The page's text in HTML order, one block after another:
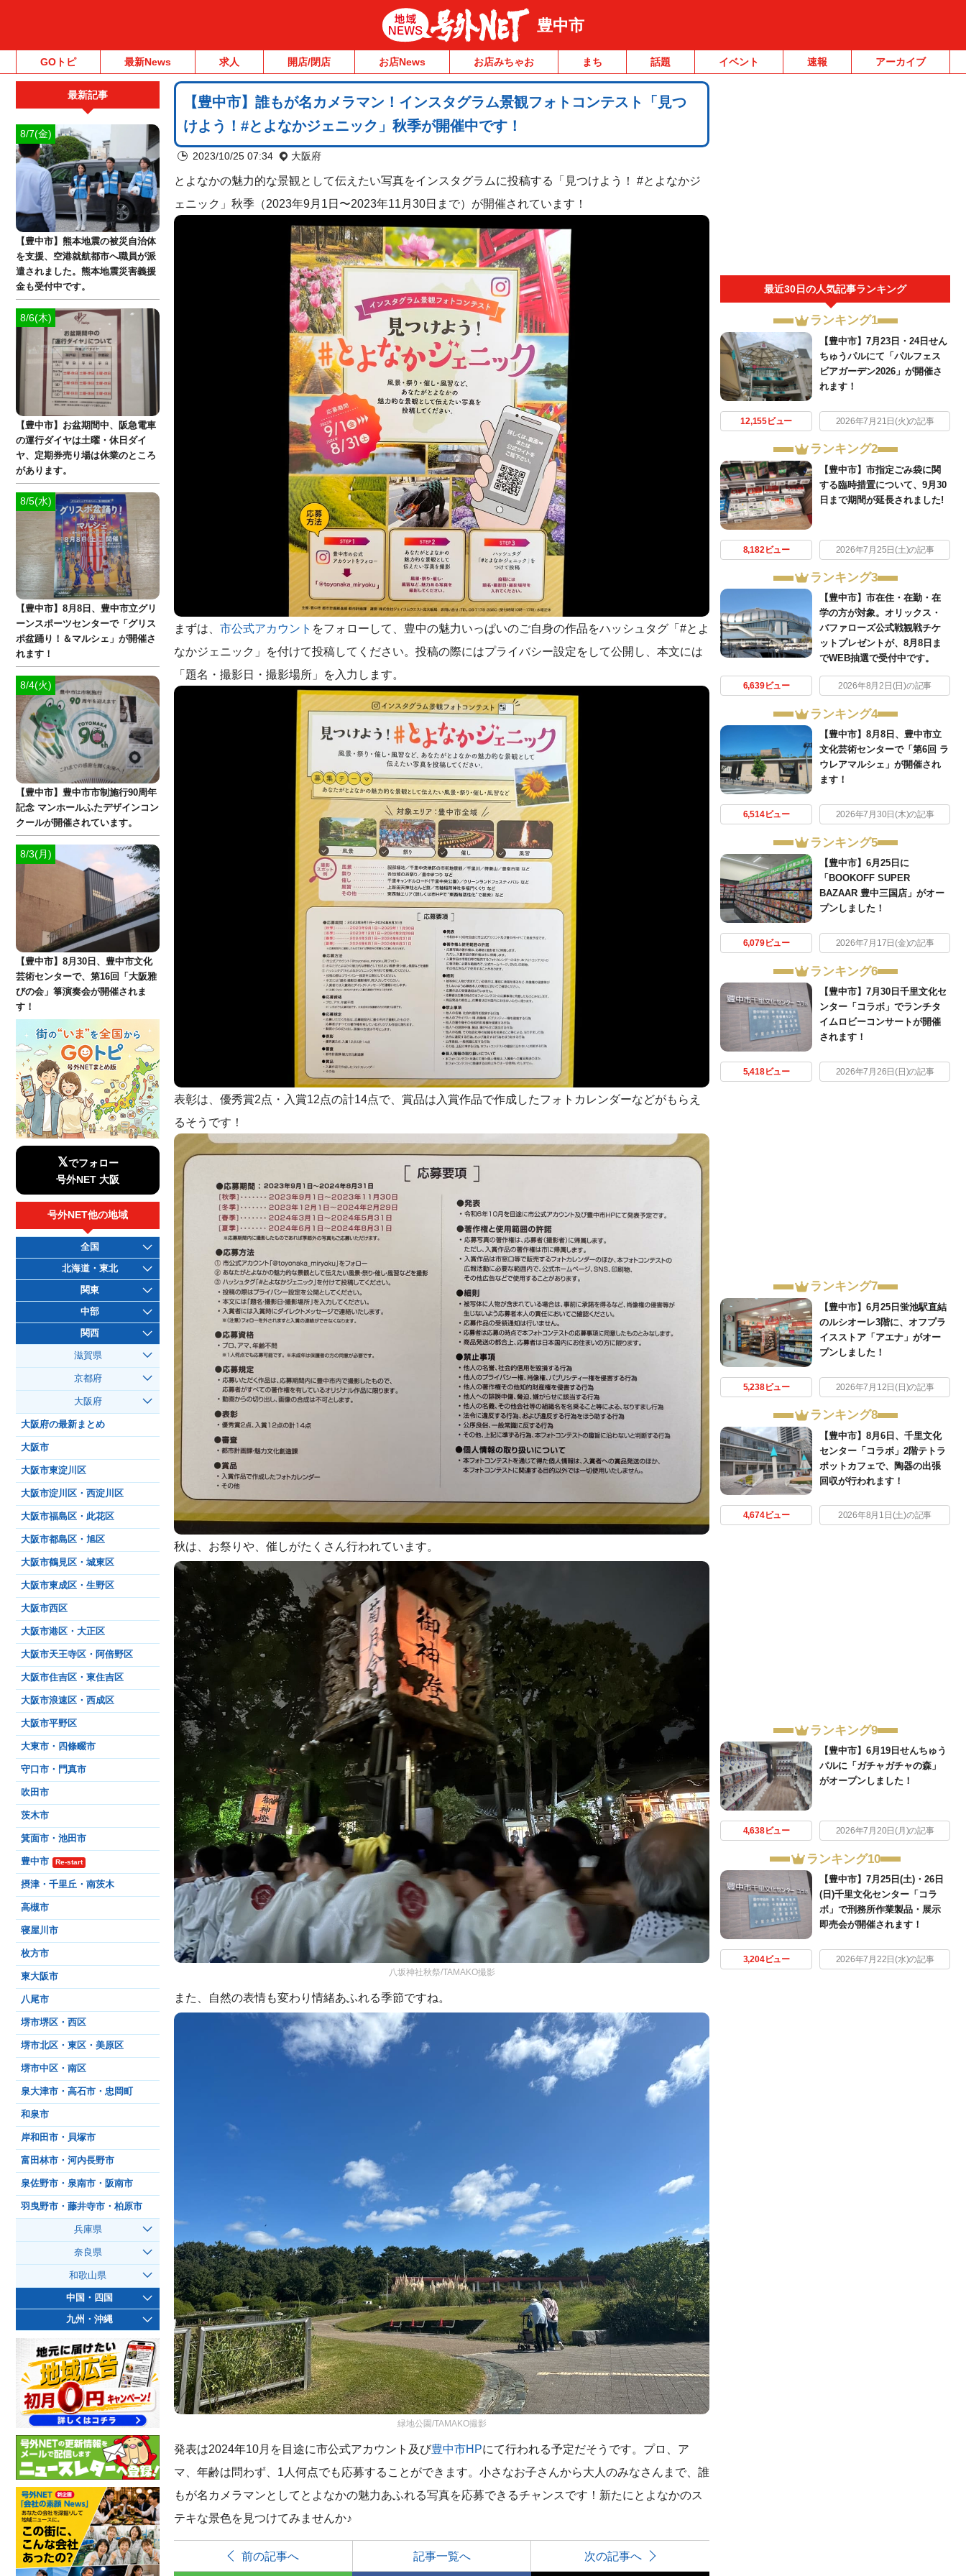
豊中市
GOトピ 最新News 求人 開店/閉店 お店News お店みちゃお まち 話題 イベント 速報 アーカイブ
【豊中市】誰もが名カメラマン！インスタグラム景観フォトコンテスト「見つ
けよう！#とよなかジェニック」秋季が開催中です！
2023/10/25 07:34 大阪府
とよなかの魅力的な景観として伝えたい写真をインスタグラムに投稿する「見つけよう！ #とよなかジ
ェニック」秋季（2023年9月1日〜2023年11月30日まで）が開催されています！
まずは、 市公式アカウント をフォローして、豊中の魅力いっぱいのご自身の作品をハッシュタグ「#とよ
なかジェニック」を付けて投稿してください。投稿の際にはプライバシー設定をして公開し、本文には
「題名・撮影日・撮影場所」を入力します。
表彰は、優秀賞2点・入賞12点の計14点で、賞品は入賞作品で作成したフォトカレンダーなどがもらえ
るそうです！
秋は、お祭りや、催しがたくさん行われています。
八坂神社秋祭/TAMAKO撮影
また、自然の表情も変わり情緒あふれる季節ですね。
緑地公園/TAMAKO撮影
発表は2024年10月を目途に市公式アカウント及び豊中市HPにて行われる予定だそうです。プロ、ア
マ、年齢は問わず、1人何点でも応募することができます。小さなお子さんから大人のみなさんまで、誰
もが名カメラマンとしてとよなかの魅力あふれる写真を応募できるチャンスです！新たにとよなかのス
テキな景色を見つけてみませんか♪
前の記事へ 記事一覧へ 次の記事へ
最近30日の人気記事ランキング
ランキング1
【豊中市】7月23日・24日せん
ちゅうパルにて「パルフェス
ビアガーデン2026」が開催さ
れます！
12,155ビュー 2026年7月21日(火)の記事
ランキング2
【豊中市】市指定ごみ袋に関
する臨時措置について、9月30
日まで期間が延長されました!
8,182ビュー 2026年7月25日(土)の記事
ランキング3
【豊中市】市在住・在勤・在
学の方が対象。オリックス・
バファローズ公式戦観戦チケ
ットプレゼントが、8月8日ま
でWEB抽選で受付中です。
6,639ビュー 2026年8月2日(日)の記事
ランキング4
【豊中市】8月8日、豊中市立
文化芸術センターで「第6回 ラ
ウレアマルシェ」が開催され
ます！
6,514ビュー 2026年7月30日(木)の記事
ランキング5
【豊中市】6月25日に
「BOOKOFF SUPER
BAZAAR 豊中三国店」がオー
プンしました！
6,079ビュー 2026年7月17日(金)の記事
ランキング6
【豊中市】7月30日千里文化セ
ンター「コラボ」でランチタ
イムロビーコンサートが開催
されます！
5,418ビュー 2026年7月26日(日)の記事
ランキング7
【豊中市】6月25日蛍池駅直結
のルシオーレ3階に、オフプラ
イスストア「アエナ」がオー
プンしました！
5,238ビュー 2026年7月12日(日)の記事
ランキング8
【豊中市】8月6日、千里文化
センター「コラボ」2階テトラ
ポットカフェで、陶器の出張
回収が行われます！
4,674ビュー 2026年8月1日(土)の記事
ランキング9
【豊中市】6月19日せんちゅう
パルに「ガチャガチャの森」
がオープンしました！
4,638ビュー 2026年7月20日(月)の記事
ランキング10
【豊中市】7月25日(土)・26日
(日)千里文化センター「コラ
ボ」で刑務所作業製品・展示
即売会が開催されます！
3,204ビュー 2026年7月22日(水)の記事
最新記事
8/7(金)
【豊中市】熊本地震の被災自治体
を支援、空港就航都市へ職員が派
遣されました。熊本地震災害義援
金も受付中です。
8/6(木)
【豊中市】お盆期間中、阪急電車
の運行ダイヤは土曜・休日ダイ
ヤ、定期券売り場は休業のところ
があります。
8/5(水)
【豊中市】8月8日、豊中市立グリ
ーンスポーツセンターで「グリス
ポ盆踊り！＆マルシェ」が開催さ
れます！
8/4(火)
【豊中市】豊中市市制施行90周年
記念 マンホールふたデザインコン
クールが開催されています。
8/3(月)
【豊中市】8月30日、豊中市文化
芸術センターで、第16回「大阪雅
びの会」箏演奏会が開催されま
す！
𝕏でフォロー
号外NET 大阪
号外NET他の地域
全国
北海道・東北
関東
中部
関西
滋賀県
京都府
大阪府
大阪府の最新まとめ
大阪市
大阪市東淀川区
大阪市淀川区・西淀川区
大阪市福島区・此花区
大阪市都島区・旭区
大阪市鶴見区・城東区
大阪市東成区・生野区
大阪市西区
大阪市港区・大正区
大阪市天王寺区・阿倍野区
大阪市住吉区・東住吉区
大阪市浪速区・西成区
大阪市平野区
大東市・四條畷市
守口市・門真市
吹田市
茨木市
箕面市・池田市
豊中市 Re-start
摂津・千里丘・南茨木
高槻市
寝屋川市
枚方市
東大阪市
八尾市
堺市堺区・西区
堺市北区・東区・美原区
堺市中区・南区
泉大津市・高石市・忠岡町
和泉市
岸和田市・貝塚市
富田林市・河内長野市
泉佐野市・泉南市・阪南市
羽曳野市・藤井寺市・柏原市
兵庫県
奈良県
和歌山県
中国・四国
九州・沖縄